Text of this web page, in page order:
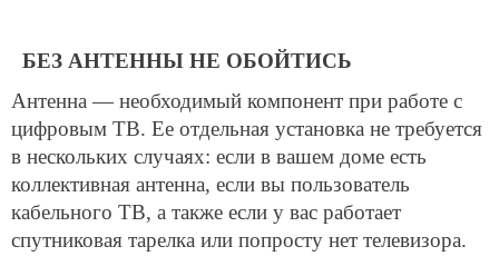
БЕЗ АНТЕННЫ НЕ ОБОЙТИСЬ
Антенна — необходимый компонент при работе с
цифровым ТВ. Ее отдельная установка не требуется
в нескольких случаях: если в вашем доме есть
коллективная антенна, если вы пользователь
кабельного ТВ, а также если у вас работает
спутниковая тарелка или попросту нет телевизора.